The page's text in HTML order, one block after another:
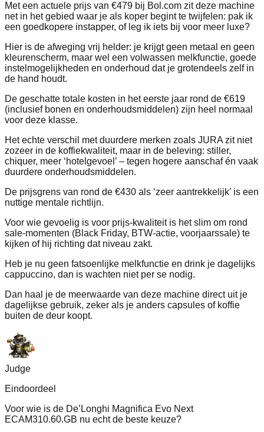
Met een actuele prijs van €479 bij Bol.com zit deze machine
net in het gebied waar je als koper begint te twijfelen: pak ik
een goedkopere instapper, of leg ik iets bij voor meer luxe?
Hier is de afweging vrij helder: je krijgt geen metaal en geen
kleurenscherm, maar wel een volwassen melkfunctie, goede
instelmogelijkheden en onderhoud dat je grotendeels zelf in
de hand houdt.
De geschatte totale kosten in het eerste jaar rond de €619
(inclusief bonen en onderhoudsmiddelen) zijn heel normaal
voor deze klasse.
Het echte verschil met duurdere merken zoals JURA zit niet
zozeer in de koffiekwaliteit, maar in de beleving: stiller,
chiquer, meer ‘hotelgevoel’ – tegen hogere aanschaf én vaak
duurdere onderhoudsmiddelen.
De prijsgrens van rond de €430 als ‘zeer aantrekkelijk’ is een
nuttige mentale richtlijn.
Voor wie gevoelig is voor prijs-kwaliteit is het slim om rond
sale-momenten (Black Friday, BTW-actie, voorjaarssale) te
kijken of hij richting dat niveau zakt.
Heb je nu geen fatsoenlijke melkfunctie en drink je dagelijks
cappuccino, dan is wachten niet per se nodig.
Dan haal je de meerwaarde van deze machine direct uit je
dagelijkse gebruik, zeker als je anders capsules of koffie
buiten de deur koopt.
Judge
Eindoordeel
Voor wie is de De’Longhi Magnifica Evo Next
ECAM310.60.GB nu echt de beste keuze?